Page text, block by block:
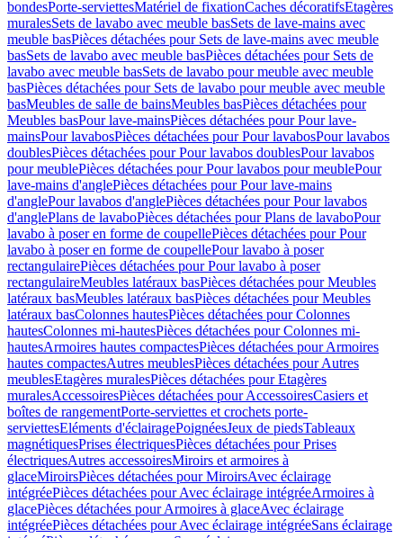
bondesPorte-serviettesMatériel de fixationCaches décoratifsEtagères
muralesSets de lavabo avec meuble basSets de lave-mains avec
meuble basPièces détachées pour Sets de lave-mains avec meuble
basSets de lavabo avec meuble basPièces détachées pour Sets de
lavabo avec meuble basSets de lavabo pour meuble avec meuble
basPièces détachées pour Sets de lavabo pour meuble avec meuble
basMeubles de salle de bainsMeubles basPièces détachées pour
Meubles basPour lave-mainsPièces détachées pour Pour lave-
mainsPour lavabosPièces détachées pour Pour lavabosPour lavabos
doublesPièces détachées pour Pour lavabos doublesPour lavabos
pour meublePièces détachées pour Pour lavabos pour meublePour
lave-mains d'anglePièces détachées pour Pour lave-mains
d'anglePour lavabos d'anglePièces détachées pour Pour lavabos
d'anglePlans de lavaboPièces détachées pour Plans de lavaboPour
lavabo à poser en forme de coupellePièces détachées pour Pour
lavabo à poser en forme de coupellePour lavabo à poser
rectangulairePièces détachées pour Pour lavabo à poser
rectangulaireMeubles latéraux basPièces détachées pour Meubles
latéraux basMeubles latéraux basPièces détachées pour Meubles
latéraux basColonnes hautesPièces détachées pour Colonnes
hautesColonnes mi-hautesPièces détachées pour Colonnes mi-
hautesArmoires hautes compactesPièces détachées pour Armoires
hautes compactesAutres meublesPièces détachées pour Autres
meublesEtagères muralesPièces détachées pour Etagères
muralesAccessoiresPièces détachées pour AccessoiresCasiers et
boîtes de rangementPorte-serviettes et crochets porte-
serviettesEléments d'éclairagePoignéesJeux de piedsTableaux
magnétiquesPrises électriquesPièces détachées pour Prises
électriquesAutres accessoiresMiroirs et armoires à
glaceMiroirsPièces détachées pour MiroirsAvec éclairage
intégréePièces détachées pour Avec éclairage intégréeArmoires à
glacePièces détachées pour Armoires à glaceAvec éclairage
intégréePièces détachées pour Avec éclairage intégréeSans éclairage